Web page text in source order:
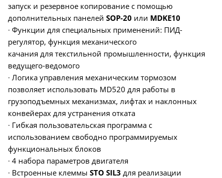
запуск и резервное копирование с помощью
дополнительных панелей SOP-20 или MDKE10
∙ Функции для специальных применений: ПИД-
регулятор, функция механического
качания для текстильной промышленности, функция
ведущего-ведомого
∙ Логика управления механическим тормозом
позволяет использовать MD520 для работы в
грузоподъемных механизмах, лифтах и наклонных
конвейерах для устранения отката
∙ Гибкая пользовательская программа с
использованием свободно программируемых
функциональных блоков
∙ 4 набора параметров двигателя
∙ Встроенные клеммы STO SIL3 для реализации